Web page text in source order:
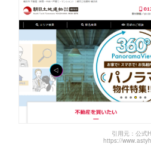
引用元：公式
https://